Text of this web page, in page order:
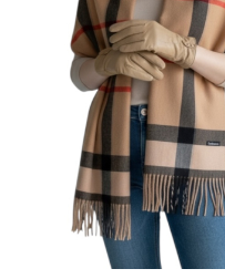
Cele mai noi
Cele mai vandute
Cele mai votate
0 Lei - 100 Lei
100 Lei - 200 Lei
200 Lei - 300 Lei
300 Lei - 500 Lei